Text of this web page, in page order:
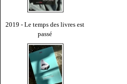
2019 - Le temps des livres est
passé